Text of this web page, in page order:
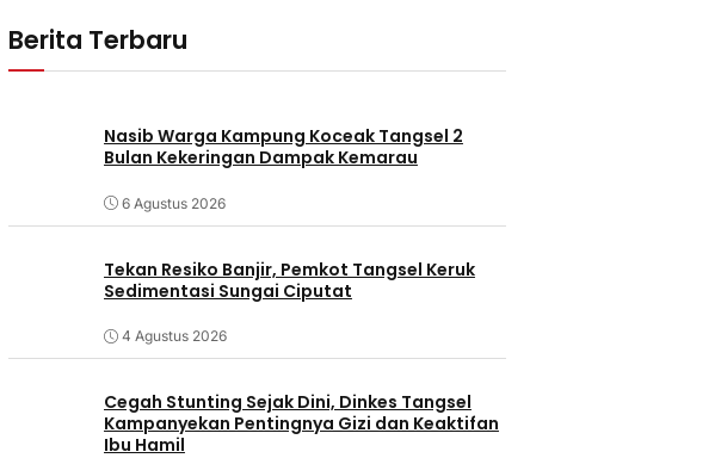
Berita Terbaru
Nasib Warga Kampung Koceak Tangsel 2
Bulan Kekeringan Dampak Kemarau
6 Agustus 2026
Tekan Resiko Banjir, Pemkot Tangsel Keruk
Sedimentasi Sungai Ciputat
4 Agustus 2026
Cegah Stunting Sejak Dini, Dinkes Tangsel
Kampanyekan Pentingnya Gizi dan Keaktifan
Ibu Hamil